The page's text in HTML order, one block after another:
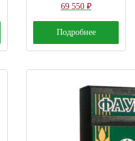
69 550 ₽
Подробнее